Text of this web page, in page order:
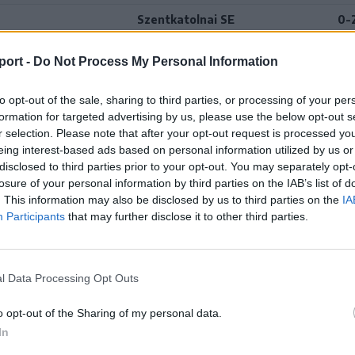
- Do Not Process My Personal Information
opt-out of the sale, sharing to third parties, or processing of your
for targeted advertising by us, please use the below opt-out
selection. Please note that after your opt-out request is processed
interest-based ads based on personal information utilized by us
to third parties prior to your opt-out. You may separately
of your personal information by third parties on the IAB’s list of
This information may also be disclosed by us to third parties on the
Participants that may further disclose it to other third parties.
Data Processing Opt Outs
opt-out of the Sharing of my personal data.
Szentkatolnai SE 0-
Perkői SE
Zágonbárkány 2-
Perkői SE 3-1
Perkői SE 4-
Bardoci Príma 1-3